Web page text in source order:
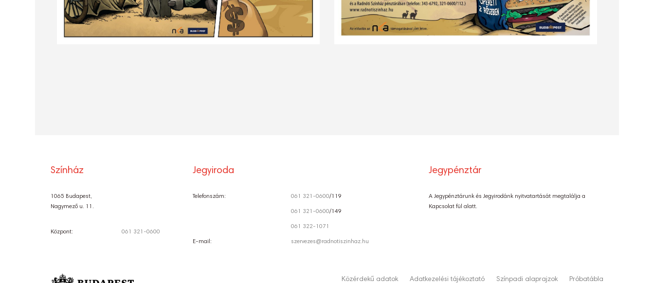
Színház
1065 Budapest,
Nagymező u. 11.
Központ: 061 321-0600
Jegyiroda
Telefonszám: 061 321-0600/119
061 321-0600/149
061 322-1071
E-mail: szervezes@radnotiszinhaz.hu
Jegypénztár
A Jegypénztárunk és Jegyirodánk nyitvatartását megtalálja a
Kapcsolat fül alatt.
Közérdekű adatok Adatkezelési tájékoztató Színpadi alaprajzok Próbatábla